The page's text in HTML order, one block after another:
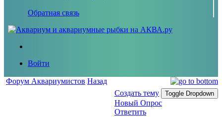
Обратная связь
Войти
Форум Аквариумистов Назад
Создать тему
Toggle Dropdown
Новый Опрос
Ответить